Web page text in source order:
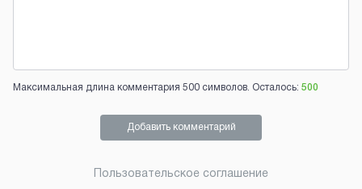
Максимальная длина комментария 500 символов. Осталось: 500
Добавить комментарий
Пользовательское соглашение